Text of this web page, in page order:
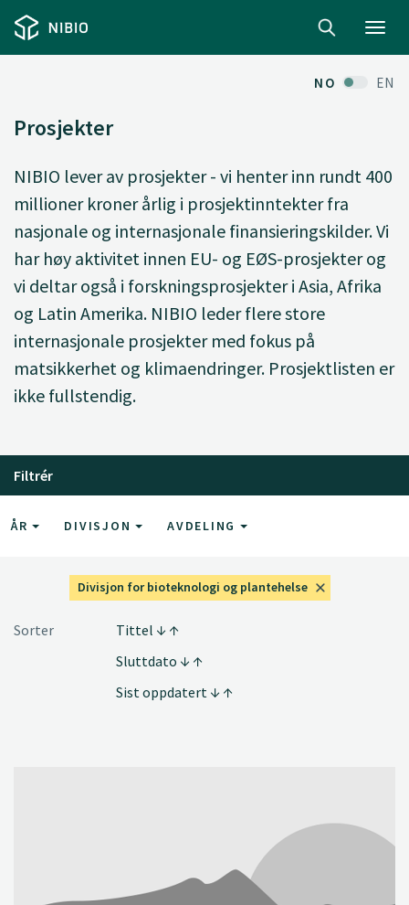
NO EN
Prosjekter
NIBIO lever av prosjekter - vi henter inn rundt 400
millioner kroner årlig i prosjektinntekter fra
nasjonale og internasjonale finansieringskilder. Vi
har høy aktivitet innen EU- og EØS-prosjekter og
vi deltar også i forskningsprosjekter i Asia, Afrika
og Latin Amerika. NIBIO leder flere store
internasjonale prosjekter med fokus på
matsikkerhet og klimaendringer. Prosjektlisten er
ikke fullstendig.
Filtrér
ÅR DIVISJON AVDELING
Divisjon for bioteknologi og plantehelse
Sorter
Tittel
Sluttdato
Sist oppdatert